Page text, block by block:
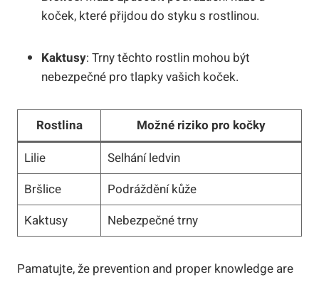
koček, které přijdou do styku s rostlinou.
Kaktusy: Trny těchto rostlin mohou být
nebezpečné pro tlapky vašich koček.
Rostlina
Možné riziko pro kočky
Lilie
Selhání ledvin
Bršlice
Podráždění kůže
Kaktusy
Nebezpečné trny
Pamatujte, že prevention and proper knowledge are